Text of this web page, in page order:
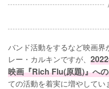
バンド活動をするなど映画
レー・カルキンですが、
映画『Rich Flu(原題)』へ
ての活動を着実に増やしてい